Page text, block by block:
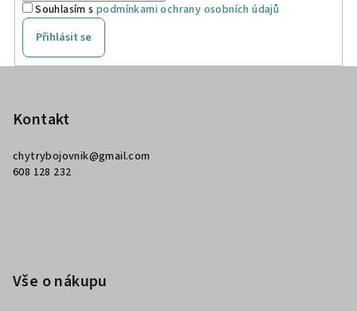
Souhlasím s podmínkami ochrany osobních údajů
Přihlásit se
Kontakt
chytrybojovnik@gmail.com
608 128 232
Vše o nákupu